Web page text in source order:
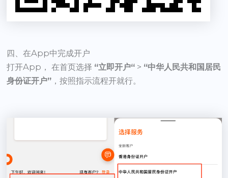
四、在App中完成开户
打开App， 在首页选择 “立即开户“> “中华人民共和国居民
身份证开户”，按照指示流程开就行。